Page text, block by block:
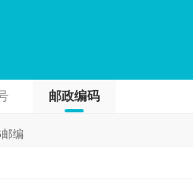
邮政编码
编